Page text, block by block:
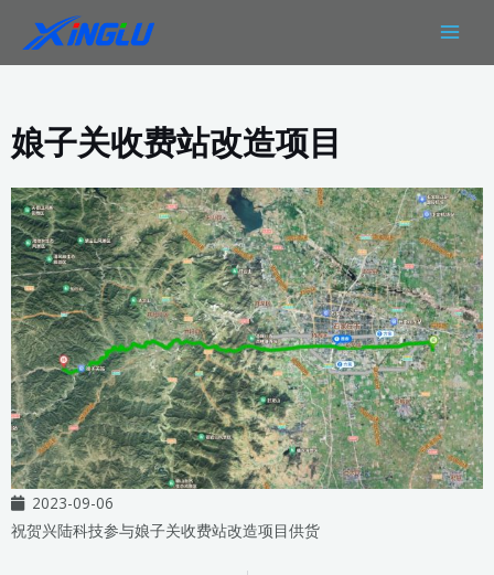
内
娘子关收费站改造项目
2023-09-06
祝贺兴陆科技参与娘子关收费站改造项目供货